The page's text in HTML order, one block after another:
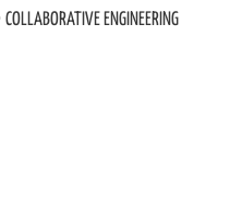
COLLABORATIVE ENGINEERING